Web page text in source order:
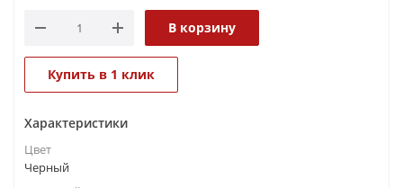
В корзину
Купить в 1 клик
Характеристики
Цвет
Черный